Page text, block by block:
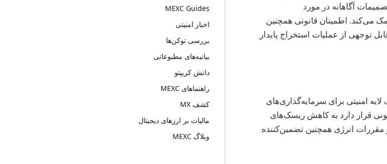
آگاهانه در مورد
می‌کند. اطمینان قانونی همچنین
توجهی از عملیات استخراج پایدار
امنیتی برای سرمایه‌گذاری‌های
قرار دارد به کاهش ریسک‌های
مقررات انرژی همچنین تضمین‌کننده
MEXC Guides
اخبار امنیتی
بررسی توکن‌ها
بیانیه‌های مطبوعاتی
دانش کریپتو
راهنماهای MEXC
کشف MX
مالیات بر ارزهای دیجیتال
وبلاگ MEXC